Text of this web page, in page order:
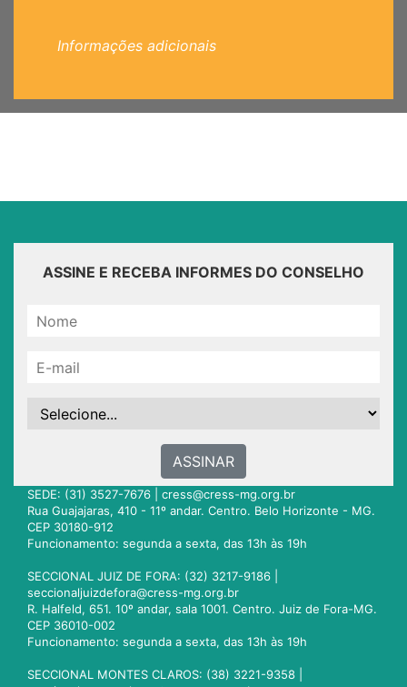
Informações adicionais
ASSINE E RECEBA INFORMES DO CONSELHO
ASSINAR
SEDE: (31) 3527-7676 | cress@cress-mg.org.br
Rua Guajajaras, 410 - 11º andar. Centro. Belo Horizonte - MG.
CEP 30180-912
Funcionamento: segunda a sexta, das 13h às 19h
SECCIONAL JUIZ DE FORA: (32) 3217-9186 |
seccionaljuizdefora@cress-mg.org.br
R. Halfeld, 651. 10º andar, sala 1001. Centro. Juiz de Fora-MG.
CEP 36010-002
Funcionamento: segunda a sexta, das 13h às 19h
SECCIONAL MONTES CLAROS: (38) 3221-9358 |